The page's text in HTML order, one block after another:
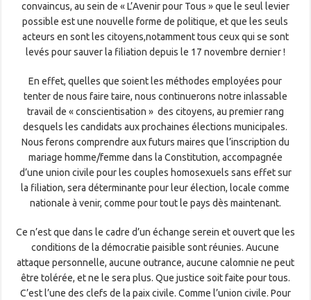
convaincus, au sein de « L’Avenir pour Tous » que le seul levier
possible est une nouvelle forme de politique, et que les seuls
acteurs en sont les citoyens,notamment tous ceux qui se sont
levés pour sauver la filiation depuis le 17 novembre dernier !
En effet, quelles que soient les méthodes employées pour
tenter de nous faire taire, nous continuerons notre inlassable
travail de « conscientisation » des citoyens, au premier rang
desquels les candidats aux prochaines élections municipales.
Nous ferons comprendre aux futurs maires que l’inscription du
mariage homme/femme dans la Constitution, accompagnée
d’une union civile pour les couples homosexuels sans effet sur
la filiation, sera déterminante pour leur élection, locale comme
nationale à venir, comme pour tout le pays dès maintenant.
Ce n’est que dans le cadre d’un échange serein et ouvert que les
conditions de la démocratie paisible sont réunies. Aucune
attaque personnelle, aucune outrance, aucune calomnie ne peut
être tolérée, et ne le sera plus. Que justice soit faite pour tous.
C’est l’une des clefs de la paix civile. Comme l’union civile. Pour